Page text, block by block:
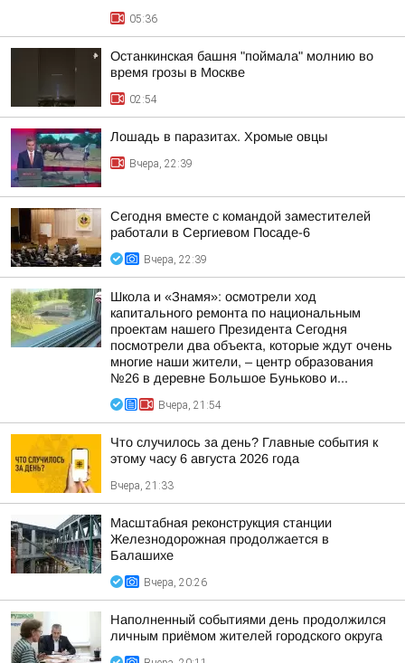
05:36
Останкинская башня "поймала" молнию во
время грозы в Москве
02:54
Лошадь в паразитах. Хромые овцы
Вчера, 22:39
Сегодня вместе с командой заместителей
работали в Сергиевом Посаде-6
Вчера, 22:39
Школа и «Знамя»: осмотрели ход
капитального ремонта по национальным
проектам нашего Президента Сегодня
посмотрели два объекта, которые ждут очень
многие наши жители, – центр образования
№26 в деревне Большое Буньково и...
Вчера, 21:54
Что случилось за день? Главные события к
этому часу 6 августа 2026 года
Вчера, 21:33
Масштабная реконструкция станции
Железнодорожная продолжается в
Балашихе
Вчера, 20:26
Наполненный событиями день продолжился
личным приёмом жителей городского округа